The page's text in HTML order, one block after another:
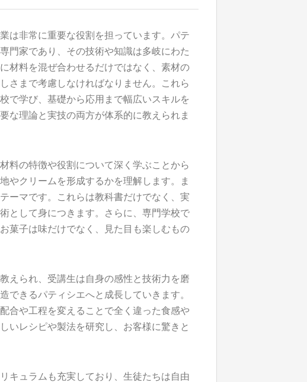
は非常に重要な役割を担っています。パテ
門家であり、その技術や知識は多岐にわた
材料を混ぜ合わせるだけではなく、素材の
さまで考慮しなければなりません。これら
で学び、基礎から応用まで幅広いスキルを
な理論と実技の両方が体系的に教えられま
料の特徴や役割について深く学ぶことから
やクリームを形成するかを理解します。ま
ーマです。これらは教科書だけでなく、実
として身につきます。さらに、専門学校で
菓子は味だけでなく、見た目も楽しむもの
えられ、受講生は自身の感性と技術力を磨
できるパティシエへと成長していきます。
合や工程を変えることで全く違った食感や
いレシピや製法を研究し、お客様に驚きと
キュラムも充実しており、生徒たちは自由